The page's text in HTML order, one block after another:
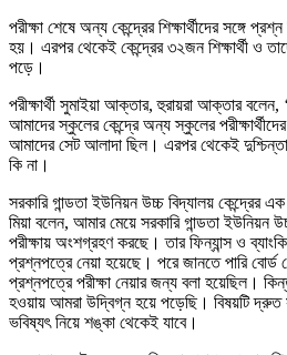
পরীক্ষা শেষে অন্য কেন্দ্রের শিক্ষার্থীদের সঙ্গে
হয়। এরপর থেকেই কেন্দ্রের ৩২জন শিক্ষার্থী ও
পড়ে।
পরীক্ষার্থী সুমাইয়া আক্তার, হুরায়রা আক্তার বলেন,
আমাদের স্কুলের কেন্দ্রে অন্য স্কুলের
আমাদের সেট আলাদা ছিল। এরপর থেকেই
কি না।
সরকারি গান্ডতা ইউনিয়ন উচ্চ বিদ্যালয় কেন্দ্রের এক
মিয়া বলেন, আমার মেয়ে সরকারি গান্ডতা ইউনিয়ন
পরীক্ষায় অংশগ্রহণ করছে। তার ফিন্যান্স ও
প্রশ্নপত্রে নেয়া হয়েছে। পরে জানতে পারি
প্রশ্নপত্রে পরীক্ষা নেয়ার জন্য বলা হয়েছিল।
হওয়ায় আমরা উদ্বিগ্ন হয়ে পড়েছি। বিষয়টি দ্রুত
ভবিষ্যৎ নিয়ে শঙ্কা থেকেই যাবে।